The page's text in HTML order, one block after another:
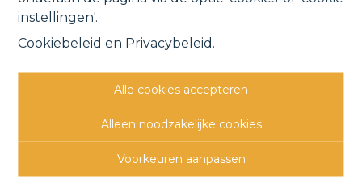
instellingen'.
Cookiebeleid en Privacybeleid .
Alle cookies accepteren
Alleen noodzakelijke cookies
Voorkeuren aanpassen
Andere interessante
panden